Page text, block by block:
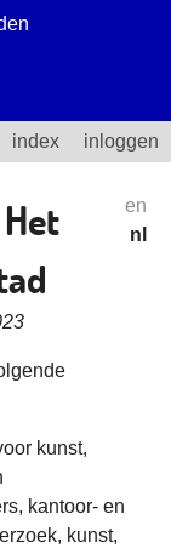
index inloggen
en
nl
kunst,
kantoor- en
kunst,